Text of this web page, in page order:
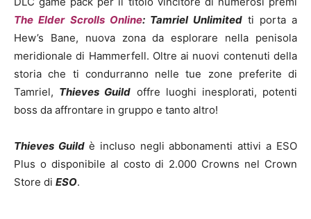
The Elder Scrolls Online: Tamriel Unlimited ti porta a
Hew’s Bane, nuova zona da esplorare nella penisola
meridionale di Hammerfell. Oltre ai nuovi contenuti della
storia che ti condurranno nelle tue zone preferite di
Tamriel, Thieves Guild offre luoghi inesplorati, potenti
boss da affrontare in gruppo e tanto altro!
Thieves Guild è incluso negli abbonamenti attivi a ESO
Plus o disponibile al costo di 2.000 Crowns nel Crown
Store di ESO.